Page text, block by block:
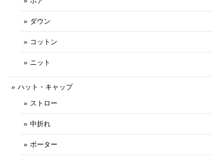
ダウン
コットン
ニット
ハット・キャップ
ストロー
中折れ
ボーター